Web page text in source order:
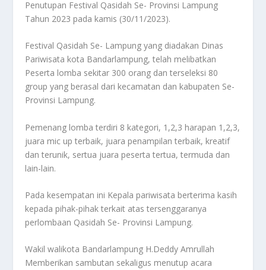
Penutupan Festival Qasidah Se- Provinsi Lampung
Tahun 2023 pada kamis (30/11/2023).
Festival Qasidah Se- Lampung yang diadakan Dinas
Pariwisata kota Bandarlampung, telah melibatkan
Peserta lomba sekitar 300 orang dan terseleksi 80
group yang berasal dari kecamatan dan kabupaten Se-
Provinsi Lampung.
Pemenang lomba terdiri 8 kategori, 1,2,3 harapan 1,2,3,
juara mic up terbaik, juara penampilan terbaik, kreatif
dan terunik, sertua juara peserta tertua, termuda dan
lain-lain.
Pada kesempatan ini Kepala pariwisata berterima kasih
kepada pihak-pihak terkait atas tersenggaranya
perlombaan Qasidah Se- Provinsi Lampung.
Wakil walikota Bandarlampung H.Deddy Amrullah
Memberikan sambutan sekaligus menutup acara